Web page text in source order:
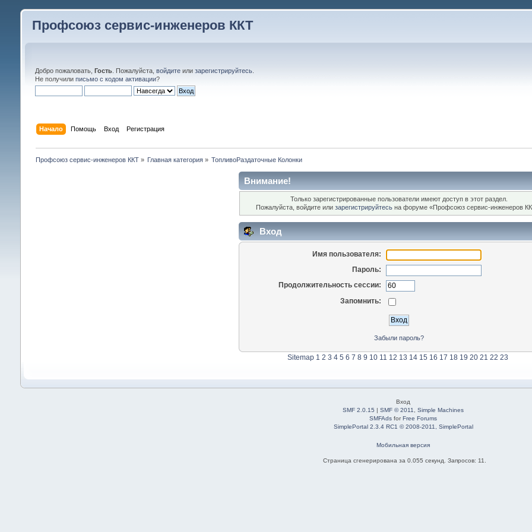
Профсоюз сервис-инженеров ККТ
Добро пожаловать, Гость. Пожалуйста, войдитеили зарегистрируйтесь.
Не получили письмо с кодом активации?
Начало Помощь Вход Регистрация
Профсоюз сервис-инженеров ККТ» Главная категория » ТопливоРаздаточные Колонки
Внимание!
Только зарегистрированные пользователи имеют доступ в этот раздел.
Пожалуйста, войдите илизарегистрируйтесь на форуме «Профсоюз сервис-инженеров
Вход
Имя пользователя:
Пароль:
Продолжительность сессии:
Запомнить:
Забыли пароль?
Sitemap 1 2 3 4 5 6 7 8 9 10 11 12 13 14 15 16 17 18 19 20 21 22 23
Вход
SMF 2.0.15 |SMF © 2011 ,Simple Machines
SMFAds forFree Forums
SimplePortal 2.3.4 RC1 © 2008-2011, SimplePortal
Мобильная версия
Страница сгенерирована за 0.055 секунд. Запросов: 11.